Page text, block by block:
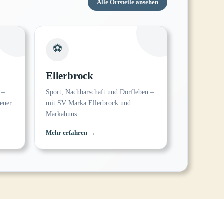
Alle Ortsteile ansehen
–
⚽
Ellerbrock
Sport, Nachbarschaft und Dorfleben –
mit SV Marka Ellerbrock und
Markahuus.
Mehr erfahren →